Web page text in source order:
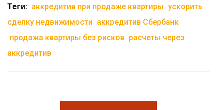
Теги: аккредитив при продаже квартиры ускорить
сделку недвижимости аккредитив Сбербанк
продажа квартиры без рисков расчеты через
аккредитив